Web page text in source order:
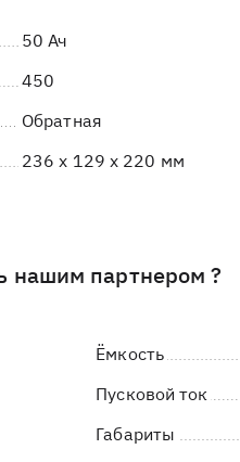
50 Ач
450
Обратная
236 x 129 x 220 мм
нашим партнером ?
Ёмкость
Пусковой ток
Габариты